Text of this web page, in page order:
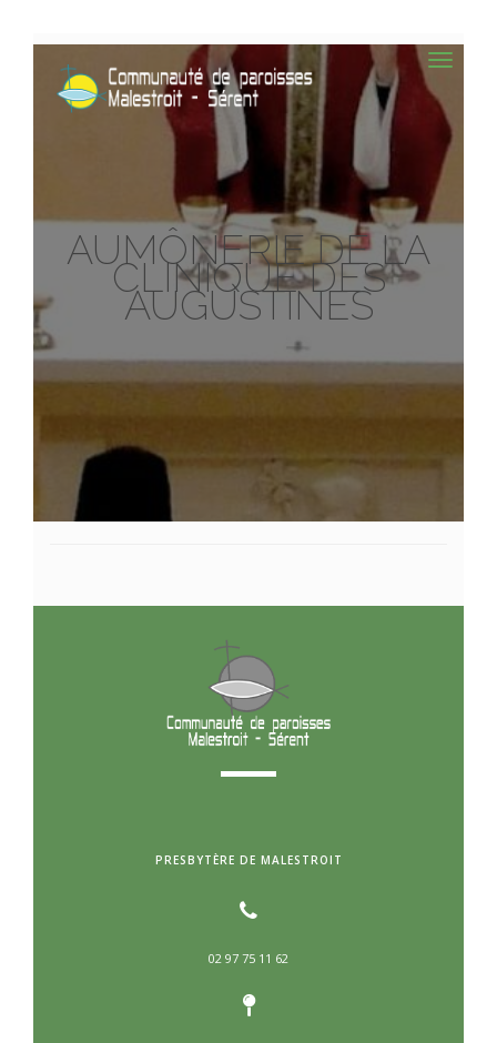
AUMÔNERIE DE LA
CLINIQUE DES
AUGUSTINES
PRESBYTÈRE DE MALESTROIT
02 97 75 11 62